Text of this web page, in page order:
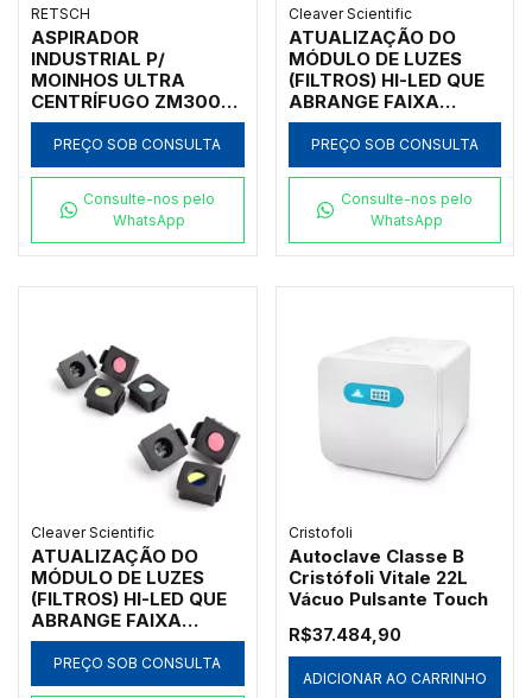
RETSCH
ASPIRADOR
INDUSTRIAL P/
MOINHOS ULTRA
CENTRÍFUGO ZM300
RETSCH
PREÇO SOB CONSULTA
Consulte-nos pelo
WhatsApp
Cleaver Scientific
ATUALIZAÇÃO DO
MÓDULO DE LUZES
(FILTROS) HI-LED QUE
ABRANGE FAIXA
VERMELHO E
INFRAVERMELHO (RIR)
PARA (RGBIR) QUE
VERDE E AZUL PARA
USO COM O SISTEMA
DE
MODELOS CHEMIPRO-
MARCA CLEAVER
SCIENTIFIC - CÓDIGO
CHEMIMOD-XS-UP-GB
PREÇO SOB CONSULTA
Consulte-nos pelo
WhatsApp
Cleaver Scientific
ATUALIZAÇÃO DO
MÓDULO DE LUZES
(FILTROS) HI-LED QUE
ABRANGE FAIXA
VERMELHO, VERDE,
AZUL (RGB) PARA
(RGBIR) QUE ADICIONA
PREÇO SOB CONSULTA
Cristofoli
Autoclave Classe B
Cristófoli Vitale 22L
Vácuo Pulsante Touch
R$37.484,90
ADICIONAR AO CARRINHO